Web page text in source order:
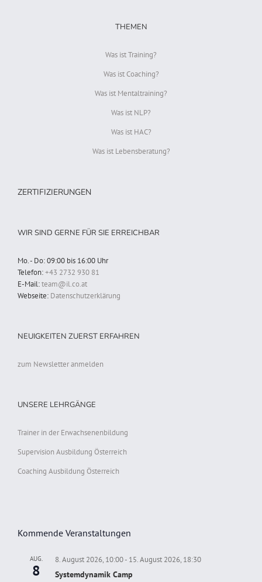
THEMEN
Was ist Training?
Was ist Coaching?
Was ist Mentaltraining?
Was ist NLP?
Was ist HAC?
Was ist Lebensberatung?
ZERTIFIZIERUNGEN
WIR SIND GERNE FÜR SIE ERREICHBAR
Mo. - Do: 09:00 bis 16:00 Uhr
Telefon:+43 2732 930 81
E-Mail:team@il.co.at
Webseite: Datenschutzerklärung
NEUIGKEITEN ZUERST ERFAHREN
zum Newsletter anmelden
UNSERE LEHRGÄNGE
Trainer in der Erwachsenenbildung
Supervision Ausbildung Österreich
Coaching Ausbildung Österreich
Kommende Veranstaltungen
AUG.
8
8. August 2026, 10:00- 15. August 2026, 18:30
Systemdynamik Camp